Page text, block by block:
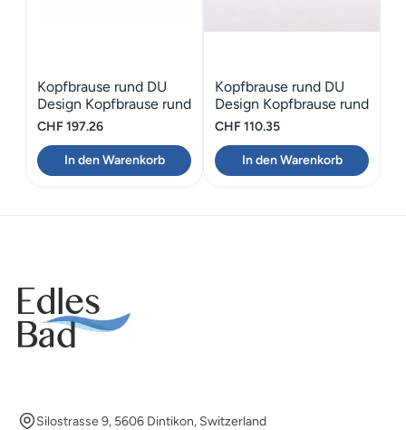
Kopfbrause rund DU
Design Kopfbrause rund
40D
CHF197.26
In den Warenkorb
Kopfbrause rund DU
Design Kopfbrause rund
CHF110.35
In den Warenkorb
Silostrasse 9, 5606 Dintikon, Switzerland